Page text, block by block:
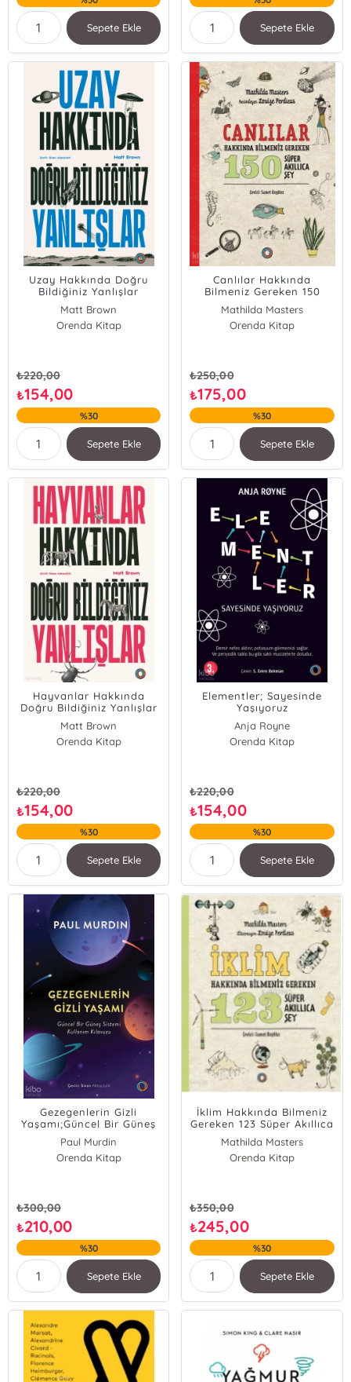
Sepete Ekle Sepete Ekle
Uzay Hakkında Doğru
Bildiğiniz Yanlışlar
Matt Brown
Orenda Kitap
₺220,00
₺154,00
%30
Sepete Ekle
Canlılar Hakkında
Bilmeniz Gereken 150
Süper Akıllıca Şey
Mathilda Masters
Orenda Kitap
₺250,00
₺175,00
%30
Sepete Ekle
Hayvanlar Hakkında
Doğru Bildiğiniz Yanlışlar
Matt Brown
Orenda Kitap
₺220,00
₺154,00
%30
Sepete Ekle
Elementler; Sayesinde
Yaşıyoruz
Anja Royne
Orenda Kitap
₺220,00
₺154,00
%30
Sepete Ekle
Gezegenlerin Gizli
Yaşamı;Güncel Bir Güneş
Sistemi Kullanım Kılavuzu
Paul Murdin
Orenda Kitap
₺300,00
₺210,00
%30
Sepete Ekle
İklim Hakkında Bilmeniz
Gereken 123 Süper Akıllıca
Şey
Mathilda Masters
Orenda Kitap
₺350,00
₺245,00
%30
Sepete Ekle